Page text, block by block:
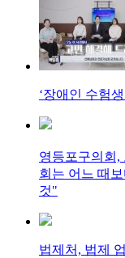
‘장애인 수험
영등포구의회
회는 어느 때
것"
법제처, 법제